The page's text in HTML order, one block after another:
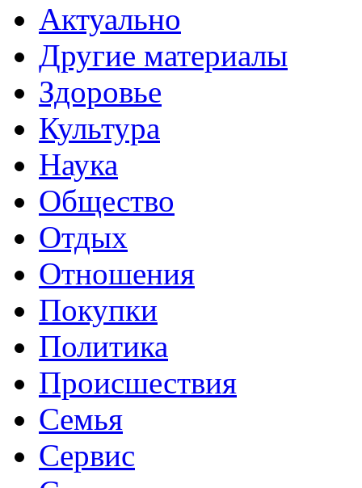
Актуально
Другие материалы
Здоровье
Культура
Наука
Общество
Отдых
Отношения
Покупки
Политика
Происшествия
Семья
Сервис